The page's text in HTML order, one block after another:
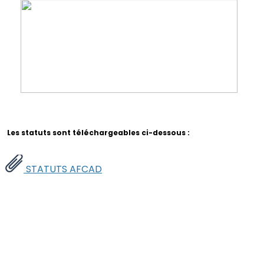
Les statuts sont téléchargeables ci-dessous :
STATUTS AFCAD